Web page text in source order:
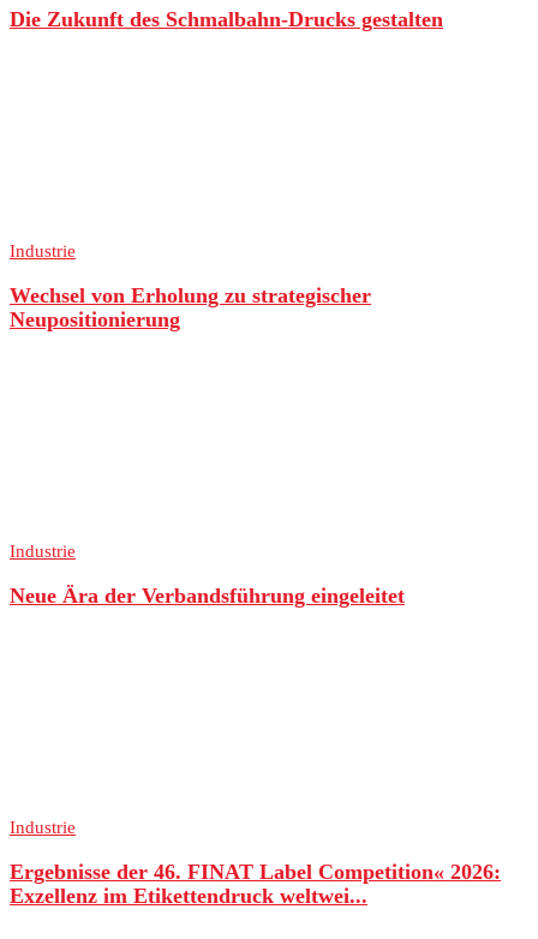
Die Zukunft des Schmalbahn-Drucks gestalten
Industrie
Wechsel von Erholung zu strategischer
Neupositionierung
Industrie
Neue Ära der Verbandsführung eingeleitet
Industrie
Ergebnisse der 46. FINAT Label Competition« 2026:
Exzellenz im Etikettendruck weltwei...